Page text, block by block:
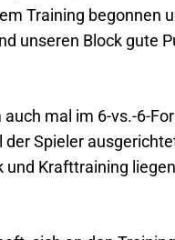
Training begonnen
unseren Block gute
mal im 6-vs.-6-
Spieler
Krafttraining